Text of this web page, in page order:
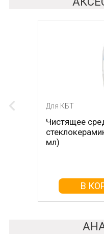
Для КБТ
Чистящее
мл)
В
Для КБТ
Скребок для
В